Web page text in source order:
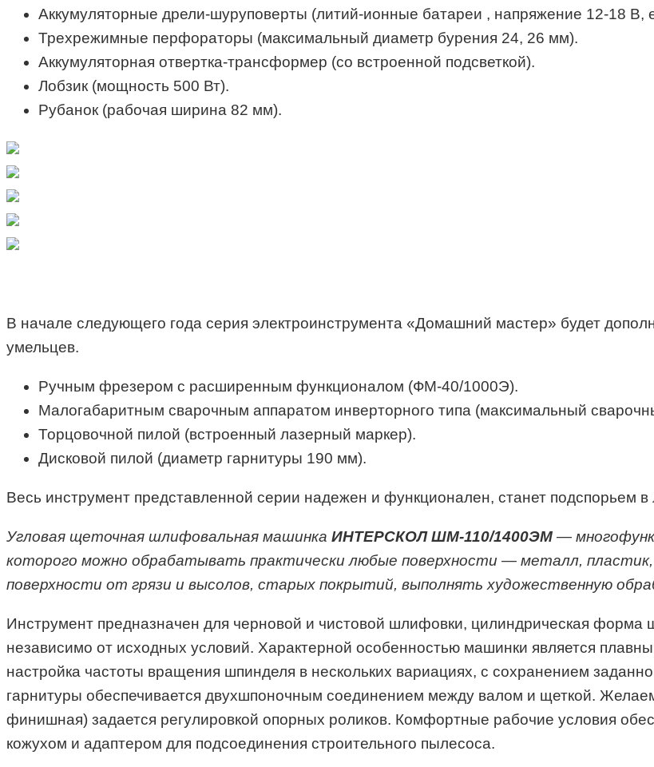
Аккумуляторные дрели-шуруповерты (литий-ионные батареи , напряжение 12-18 В,
Трехрежимные перфораторы (максимальный диаметр бурения 24, 26 мм).
Аккумуляторная отвертка-трансформер (со встроенной подсветкой).
Лобзик (мощность 500 Вт).
Рубанок (рабочая ширина 82 мм).
В начале следующего года серия электроинструмента «Домашний мастер» будет
умельцев.
Ручным фрезером с расширенным функционалом (ФМ-40/1000Э).
Малогабаритным сварочным аппаратом инверторного типа (максимальный
Торцовочной пилой (встроенный лазерный маркер).
Дисковой пилой (диаметр гарнитуры 190 мм).
Весь инструмент представленной серии надежен и функционален, станет подспорьем
Угловая щеточная шлифовальная машинка ИНТЕРСКОЛ ШМ-110/1400ЭМ —
которого можно обрабатывать практически любые поверхности — металл,
поверхности от грязи и высолов, старых покрытий, выполнять художественную
Инструмент предназначен для черновой и чистовой шлифовки, цилиндрическая форма
независимо от исходных условий. Характерной особенностью машинки является
настройка частоты вращения шпинделя в нескольких вариациях, с сохранением
гарнитуры обеспечивается двухшпоночным соединением между валом и щеткой.
финишная) задается регулировкой опорных роликов. Комфортные рабочие условия
кожухом и адаптером для подсоединения строительного пылесоса.